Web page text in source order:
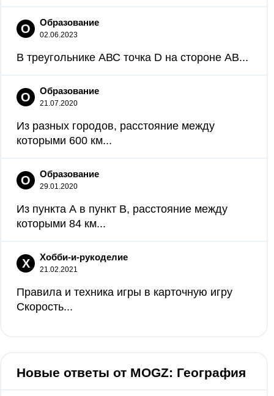
О Образование
02.06.2023
В треугольнике АВС точка D на стороне АВ...
О Образование
21.07.2020
Из разных городов, расстояние между
которыми 600 км...
О Образование
29.01.2020
Из пункта А в пункт B, расстояние между
которыми 84 км...
Х Хобби-и-рукоделие
21.02.2021
Правила и техника игры в карточную игру
Скорость...
Новые ответы от MOGZ: География